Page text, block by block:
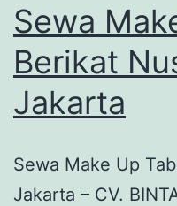
Sewa
Berikat
Jakarta
Sewa Make Up
Jakarta – CV.